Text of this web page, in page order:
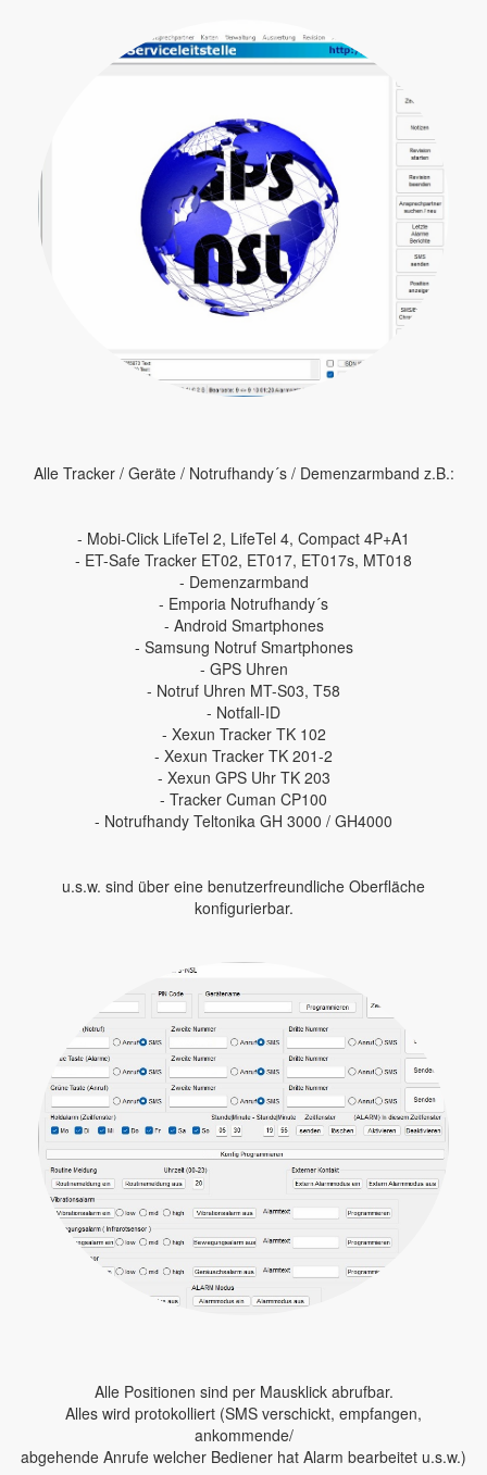
Alle Tracker / Geräte / Notrufhandy´s / Demenzarmband z.B.:
- Mobi-Click LifeTel 2, LifeTel 4, Compact 4P+A1
- ET-Safe Tracker ET02, ET017, ET017s, MT018
- Demenzarmband
- Emporia Notrufhandy´s
- Android Smartphones
- Samsung Notruf Smartphones
- GPS Uhren
- Notruf Uhren MT-S03, T58
- Notfall-ID
- Xexun Tracker TK 102
- Xexun Tracker TK 201-2
- Xexun GPS Uhr TK 203
- Tracker Cuman CP100
- Notrufhandy Teltonika GH 3000 / GH4000
u.s.w. sind über eine benutzerfreundliche Oberfläche
konfigurierbar.
Alle Positionen sind per Mausklick abrufbar.
Alles wird protokolliert (SMS verschickt, empfangen,
ankommende/
abgehende Anrufe welcher Bediener hat Alarm bearbeitet u.s.w.)